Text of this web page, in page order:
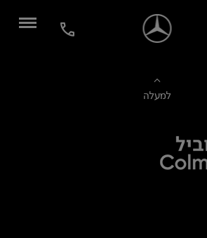
למעלה